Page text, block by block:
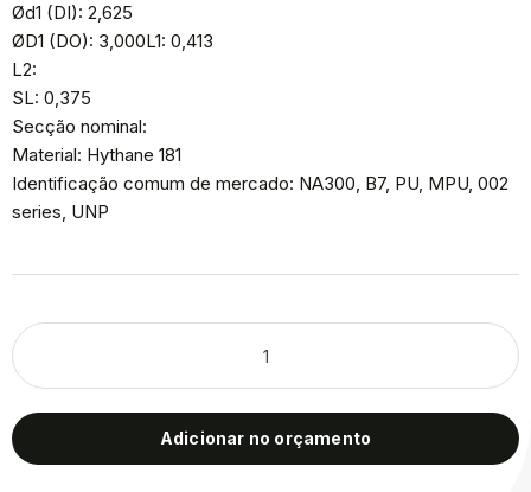
Ød1 (DI): 2,625
ØD1 (DO): 3,000L1: 0,413
L2:
SL: 0,375
Secção nominal:
Material: Hythane 181
Identificação comum de mercado: NA300, B7, PU, MPU, 002
series, UNP
Adicionar no orçamento